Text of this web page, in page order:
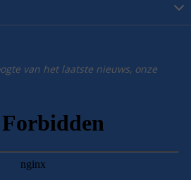
van het laatste nieuws, onze